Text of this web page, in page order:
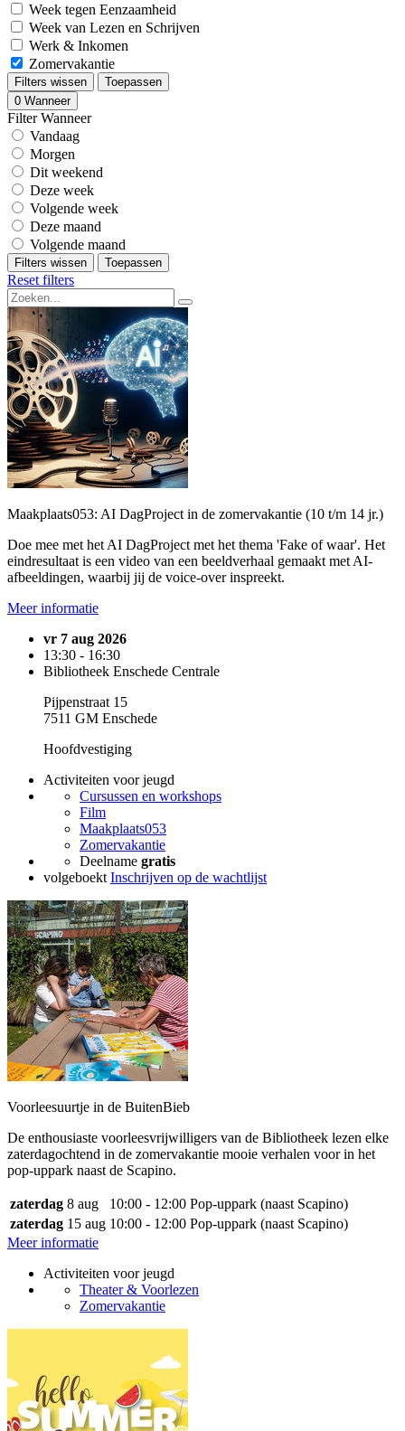
Week tegen Eenzaamheid
Week van Lezen en Schrijven
Werk & Inkomen
Zomervakantie
Filters wissen
Toepassen
0 Wanneer
Filter Wanneer
Vandaag
Morgen
Dit weekend
Deze week
Volgende week
Deze maand
Volgende maand
Filters wissen Toepassen
Reset filters
Maakplaats053: AI DagProject in de zomervakantie (10 t/m 14 jr.)
Doe mee met het AI DagProject met het thema 'Fake of waar'. Het
eindresultaat is een video van een beeldverhaal gemaakt met AI-
afbeeldingen, waarbij jij de voice-over inspreekt.
Meer informatie
vr 7 aug 2026
13:30 - 16:30
Bibliotheek Enschede Centrale
Pijpenstraat 15
7511 GM Enschede
Hoofdvestiging
Activiteiten voor jeugd
Cursussen en workshops
Film
Maakplaats053
Zomervakantie
Deelname gratis
volgeboekt Inschrijven op de wachtlijst
Voorleesuurtje in de BuitenBieb
De enthousiaste voorleesvrijwilligers van de Bibliotheek lezen elke
zaterdagochtend in de zomervakantie mooie verhalen voor in het
pop-uppark naast de Scapino.
zaterdag 8 aug 10:00 - 12:00 Pop-uppark (naast Scapino)
zaterdag 15 aug 10:00 - 12:00 Pop-uppark (naast Scapino)
Meer informatie
Activiteiten voor jeugd
Theater & Voorlezen
Zomervakantie